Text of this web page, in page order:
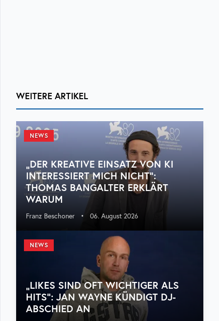
WEITERE ARTIKEL
NEWS
„DER KREATIVE EINSATZ VON KI
INTERESSIERT MICH NICHT“:
THOMAS BANGALTER ERKLÄRT
WARUM
Franz Beschoner • 06. August 2026
NEWS
„LIKES SIND OFT WICHTIGER ALS
HITS“: JAN WAYNE KÜNDIGT DJ-
ABSCHIED AN